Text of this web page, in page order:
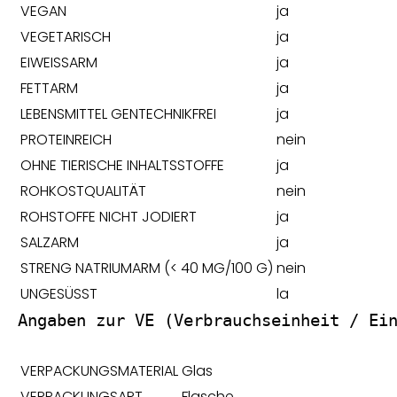
VEGAN
ja
VEGETARISCH
ja
EIWEISSARM
ja
FETTARM
ja
LEBENSMITTEL GENTECHNIKFREI
ja
PROTEINREICH
nein
OHNE TIERISCHE INHALTSSTOFFE
ja
ROHKOSTQUALITÄT
nein
ROHSTOFFE NICHT JODIERT
ja
SALZARM
ja
STRENG NATRIUMARM (< 40 MG/100 G) nein
UNGESÜSST
la
Angaben zur VE (Verbrauchseinheit /
VERPACKUNGSMATERIAL Glas